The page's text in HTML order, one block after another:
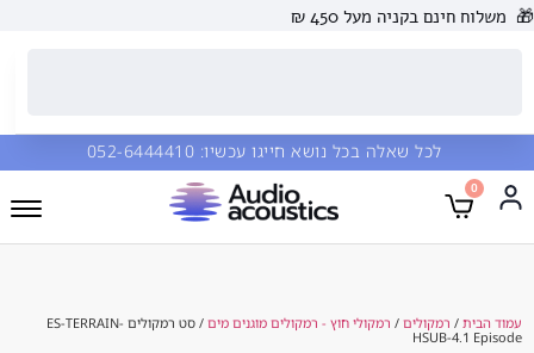
בקניה מעל 450 ₪
שאלה בכל נושא חייגו עכשיו: 052-6444410
/רמקולי חוץ - רמקולים מוגנים מים
/ סט רמקולים ES-TERRAIN-